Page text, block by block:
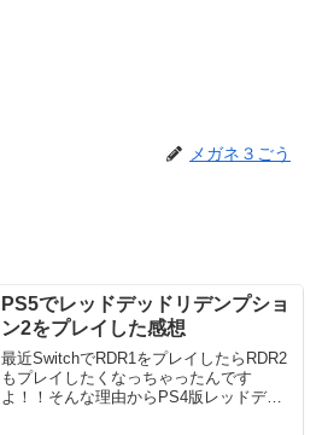
メガネ３ごう
PS5でレッドデッドリデンプショ
ン2をプレイした感想
最近SwitchでRDR1をプレイしたらRDR2
もプレイしたくなっちゃったんです
よ！！そんな理由からPS4版レッドデッ